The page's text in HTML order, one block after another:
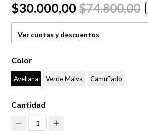
$30.000,00$74.800,00
Ver cuotas y descuentos
Color
Avellana Verde Malva Camuflado
Cantidad
1